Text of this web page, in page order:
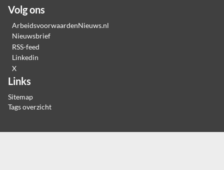
Volg ons
ArbeidsvoorwaardenNieuws.nl
Nieuwsbrief
RSS-feed
Linkedin
X
Links
Sitemap
Tags overzicht